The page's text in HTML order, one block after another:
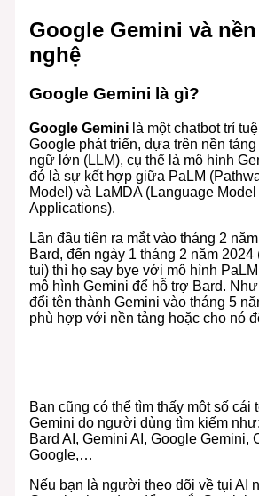
Google Gemini và
nghệ
Google Gemini là gì?
Google Gemini là một chatbot trí
Google phát triển, dựa trên nền
ngữ lớn (LLM), cụ thể là mô hình
đó là sự kết hợp giữa PaLM
Model) và LaMDA (Language
Applications).
Lần đầu tiên ra mắt vào tháng 2
Bard, đến ngày 1 tháng 2 năm 2024
tui) thì họ say bye với mô hình
mô hình Gemini để hỗ trợ Bard.
đổi tên thành Gemini vào tháng 5
phù hợp với nền tảng hoặc cho nó
Bạn cũng có thể tìm thấy một số cái
Gemini do người dùng tìm kiếm
Bard AI, Gemini AI, Google Gemini,
Google,…
Nếu bạn là người theo dõi về tụi AI